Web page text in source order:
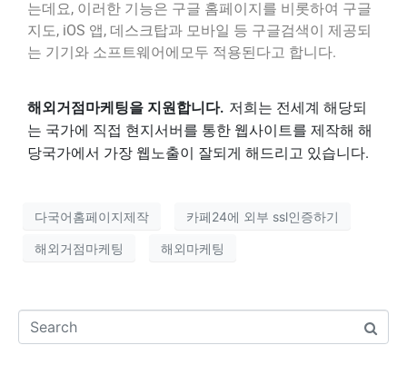
는데요, 이러한 기능은 구글 홈페이지를 비롯하여 구글
지도, iOS 앱, 데스크탑과 모바일 등 구글검색이 제공되
는 기기와 소프트웨어에모두 적용된다고 합니다.
해외거점마케팅을 지원합니다. 저희는 전세계 해당되
는 국가에 직접 현지서버를 통한 웹사이트를 제작해 해
당국가에서 가장 웹노출이 잘되게 해드리고 있습니다.
다국어홈페이지제작 카페24에 외부 ssl인증하기
해외거점마케팅 해외마케팅